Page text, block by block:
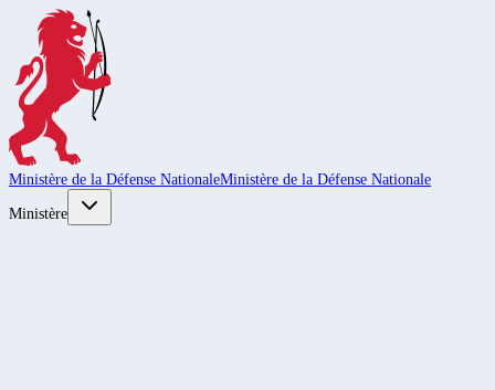
Ministère de la Défense NationaleMinistère de la Défense Nationale
Ministère